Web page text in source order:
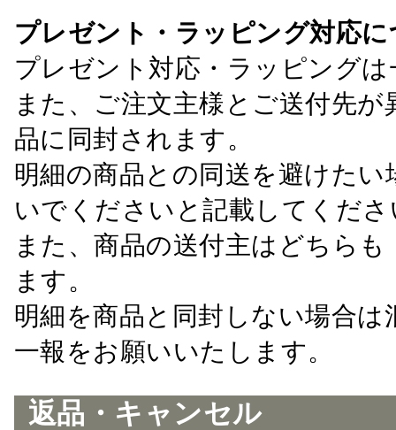
プレゼント・ラッピング対応
プレゼント対応・ラッピング
また、ご注文主様とご送付先
品に同封されます。
明細の商品との同送を避けた
いでくださいと記載してくださ
また、商品の送付主はどちら
ます。
明細を商品と同封しない場合
一報をお願いいたします。
返品・キャンセル